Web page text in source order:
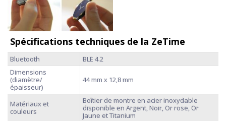
Spécifications techniques de la ZeTime
Bluetooth
BLE 4.2
Dimensions
(diamètre/
épaisseur)
44 mm x 12,8 mm
Matériaux et
couleurs
Boîtier de montre en acier inoxydable
disponible en Argent, Noir, Or rose, Or
Jaune et Titanium